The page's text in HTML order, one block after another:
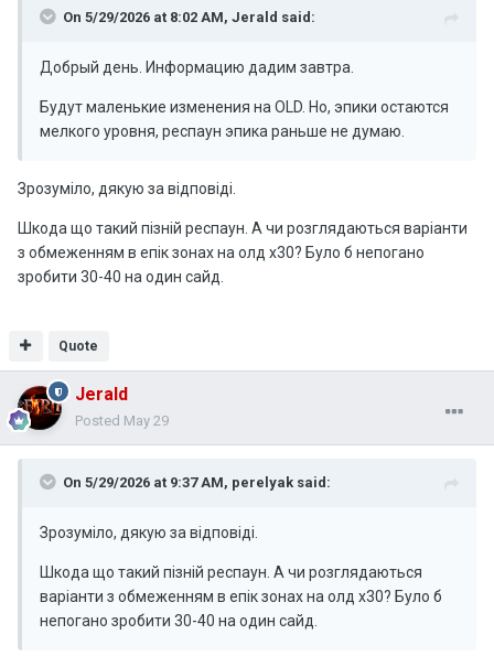
On 5/29/2026 at 8:02 AM, Jerald said:
Добрый день. Информацию дадим завтра.
Будут маленькие изменения на OLD. Но, эпики остаются
мелкого уровня, респаун эпика раньше не думаю.
Зрозуміло, дякую за відповіді.
Шкода що такий пізній респаун. А чи розглядаються варіанти
з обмеженням в епік зонах на олд х30? Було б непогано
зробити 30-40 на один сайд.
Quote
Jerald
Posted May 29
On 5/29/2026 at 9:37 AM, perelyak said:
Зрозуміло, дякую за відповіді.
Шкода що такий пізній респаун. А чи розглядаються
варіанти з обмеженням в епік зонах на олд х30? Було б
непогано зробити 30-40 на один сайд.